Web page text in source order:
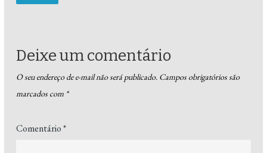
Deixe um comentário
O seu endereço de e-mail não será publicado. Campos obrigatórios são
marcados com *
Comentário*